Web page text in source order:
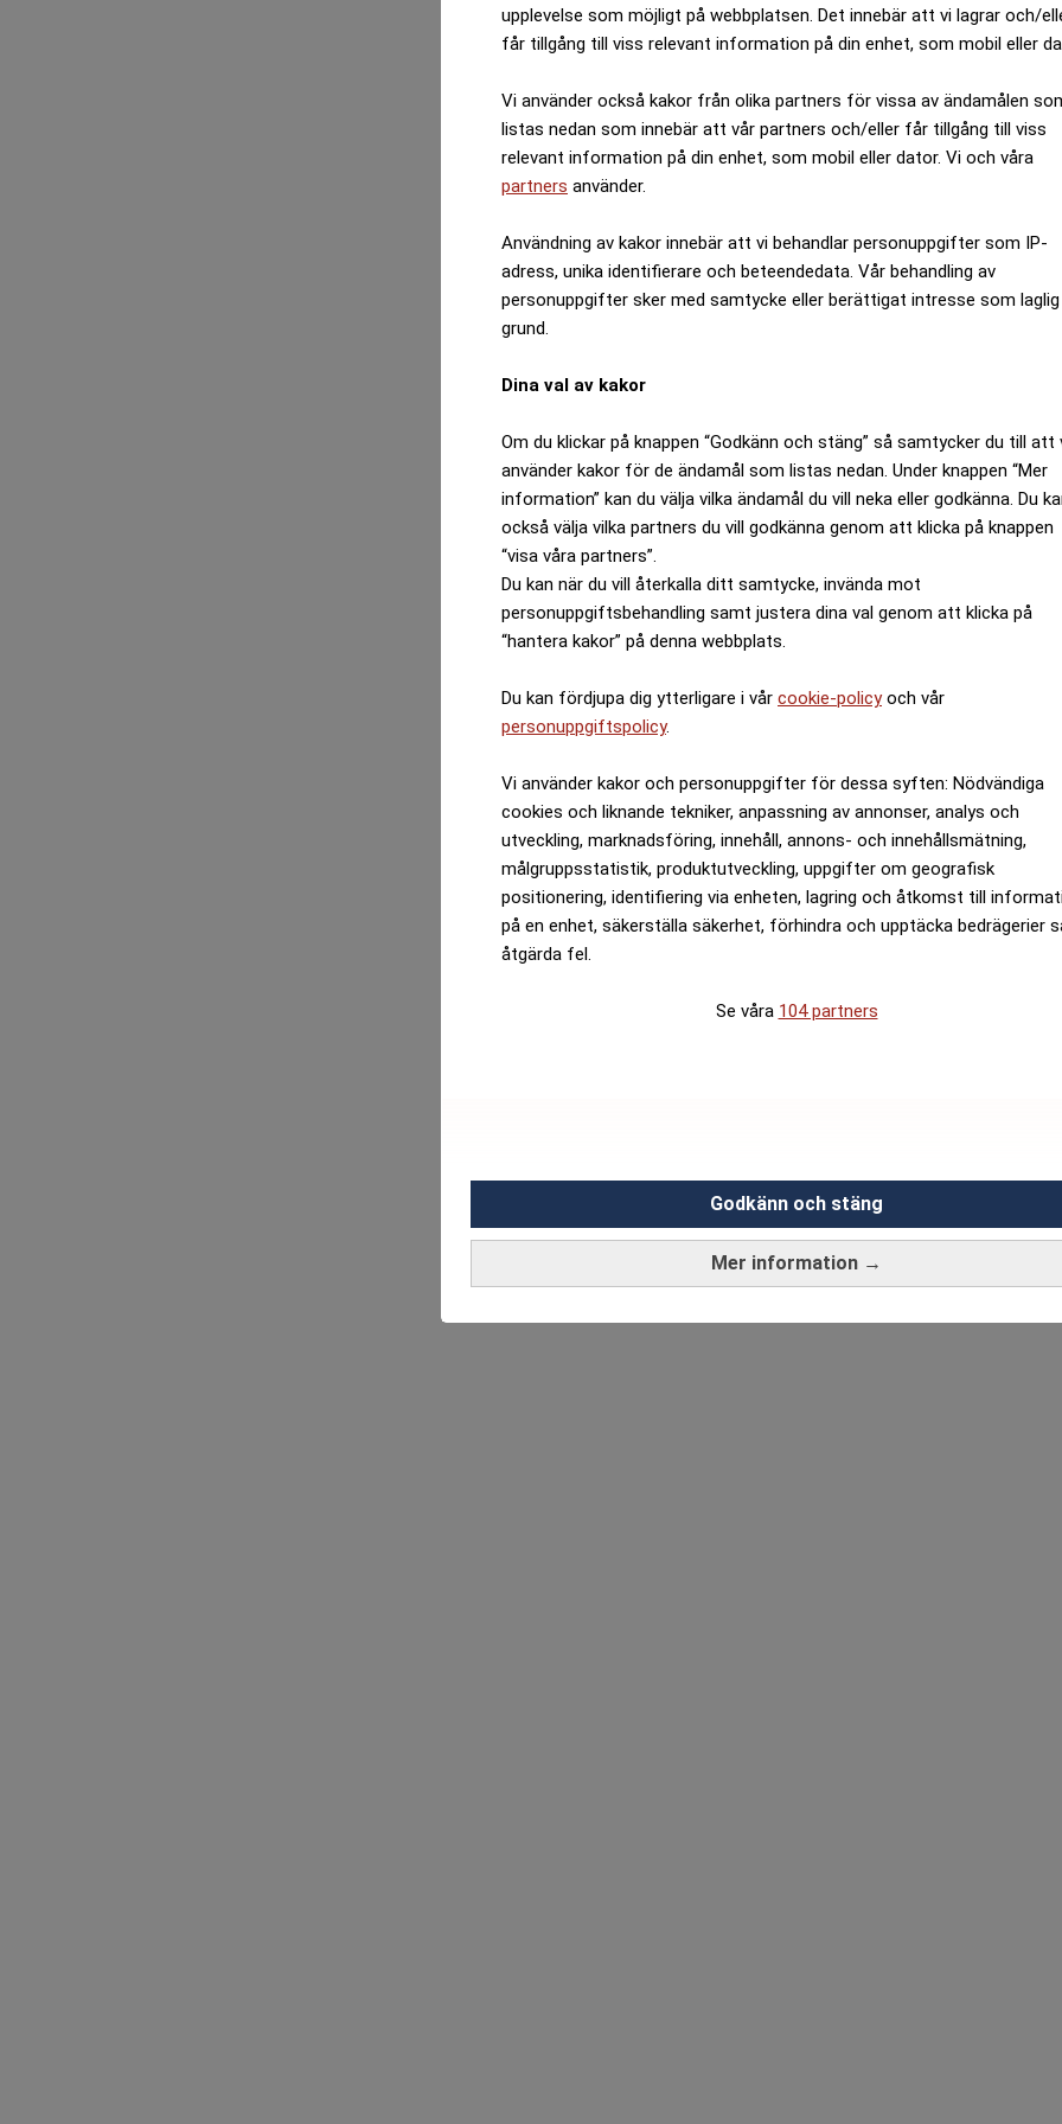
upplevelse som möjligt på webbplatsen. Det innebär att vi lagrar och/
får tillgång till viss relevant information på din enhet, som mobil eller
Vi använder också kakor från olika partners för vissa av ändamålen
listas nedan som innebär att vår partners och/eller får tillgång till viss
relevant information på din enhet, som mobil eller dator. Vi och våra
partners använder.
Användning av kakor innebär att vi behandlar personuppgifter som IP-
adress, unika identifierare och beteendedata. Vår behandling av
personuppgifter sker med samtycke eller berättigat intresse som laglig
grund.
Dina val av kakor
Om du klickar på knappen “Godkänn och stäng” så samtycker du till att
använder kakor för de ändamål som listas nedan. Under knappen “Mer
information” kan du välja vilka ändamål du vill neka eller godkänna. Du
också välja vilka partners du vill godkänna genom att klicka på knappen
“visa våra partners”.
Du kan när du vill återkalla ditt samtycke, invända mot
personuppgiftsbehandling samt justera dina val genom att klicka på
“hantera kakor” på denna webbplats.
Du kan fördjupa dig ytterligare i vår cookie-policyoch vår
personuppgiftspolicy.
Vi använder kakor och personuppgifter för dessa syften: Nödvändiga
cookies och liknande tekniker, anpassning av annonser, analys och
utveckling, marknadsföring, innehåll, annons- och innehållsmätning,
målgruppsstatistik, produktutveckling, uppgifter om geografisk
positionering, identifiering via enheten, lagring och åtkomst till
på en enhet, säkerställa säkerhet, förhindra och upptäcka bedrägerier
åtgärda fel.
Se våra 104 partners
Mer information →
Godkänn och stäng